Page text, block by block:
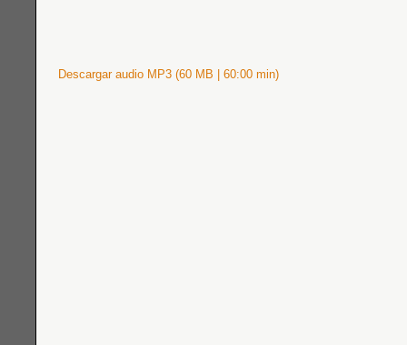
Descargar audio MP3 (60 MB | 60:00 min)